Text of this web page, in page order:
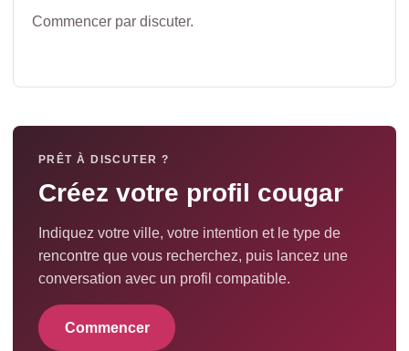
Commencer par discuter.
PRÊT À DISCUTER ?
Créez votre profil cougar
Indiquez votre ville, votre intention et le type de
rencontre que vous recherchez, puis lancez une
conversation avec un profil compatible.
Commencer